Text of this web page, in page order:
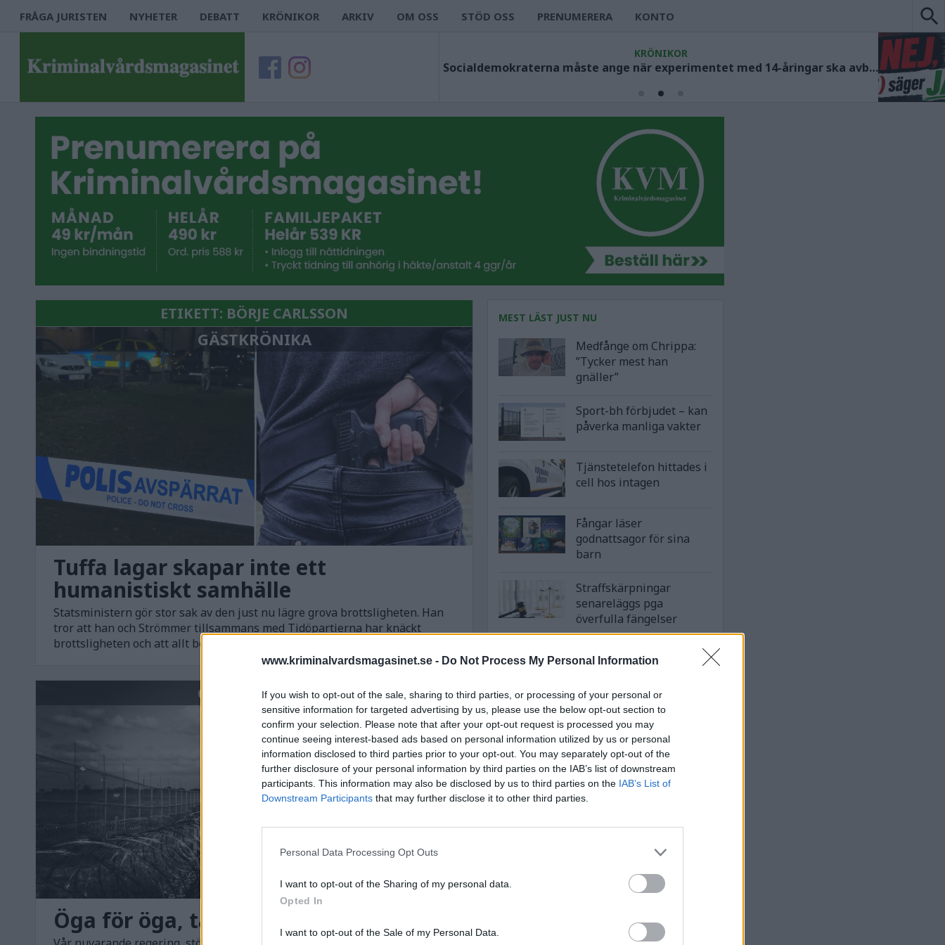
www.kriminalvardsmagasinet.se - Do Not Process My Personal Information
If you wish to opt-out of the sale, sharing to third parties, or processing of your personal or
sensitive information for targeted advertising by us, please use the below opt-out section to
confirm your selection. Please note that after your opt-out request is processed you may
continue seeing interest-based ads based on personal information utilized by us or personal
information disclosed to third parties prior to your opt-out. You may separately opt-out of the
further disclosure of your personal information by third parties on the IAB’s list of downstream
participants. This information may also be disclosed by us to third parties on the IAB’s List of
Downstream Participants that may further disclose it to other third parties.
Personal Data Processing Opt Outs
I want to opt-out of the Sharing of my personal data.
Opted In
I want to opt-out of the Sale of my Personal Data.
FRÅGA JURISTEN NYHETER DEBATT KRÖNIKOR ARKIV OM OSS STÖD OSS PRENUMERERA KONTO
KRÖNIKOR
Socialdemokraterna måste ange när experimentet med 14-åringar ska avbrytas
ETIKETT: BÖRJE CARLSSON
GÄSTKRÖNIKA
Tuffa lagar skapar inte ett
humanistiskt samhälle
Statsministern gör stor sak av den just nu lägre grova brottsligheten. Han
tror att han och Strömmer tillsammans med Tidöpartierna har knäckt
brottsligheten och att allt beror på Tidögängets hårdföra taktik.
GÄSTKRÖNIKA
Öga för öga, tand för tand
MEST LÄST JUST NU
Medfånge om Chrippa:
”Tycker mest han
gnäller”
Sport-bh förbjudet – kan
påverka manliga vakter
Tjänstetelefon hittades i
cell hos intagen
Fångar läser
godnattsagor för sina
barn
Straffskärpningar
senareläggs pga
överfulla fängelser
Stöd Kriminalvårdsmagasinets bevakning av
Kriminalvården
PRENUMERERA PÅ
KRIMINALVÅRDSMAGASINETS
NYHETSBREV
ÄMNESORD
Anstalten Johannesberg